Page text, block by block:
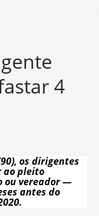
4
os dirigentes
ao pleito
ou vereador —
antes do